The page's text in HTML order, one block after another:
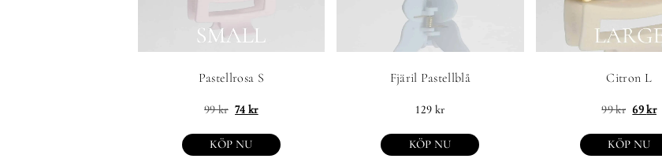
Pastellrosa S
99kr 74kr
KÖP NU
Fjäril Pastellblå
129 kr
KÖP NU
Citron L
99kr 69kr
KÖP NU